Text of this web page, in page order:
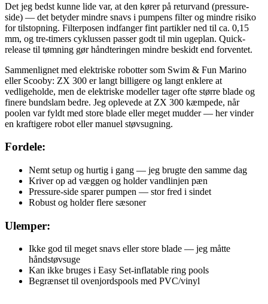
Det jeg bedst kunne lide var, at den kører på returvand (pressure-
side) — det betyder mindre snavs i pumpens filter og mindre risiko
for tilstopning. Filterposen indfanger fint partikler ned til ca. 0,15
mm, og tre-timers cyklussen passer godt til min ugeplan. Quick-
release til tømning gør håndteringen mindre beskidt end forventet.
Sammenlignet med elektriske robotter som Swim & Fun Marino
eller Scooby: ZX 300 er langt billigere og langt enklere at
vedligeholde, men de elektriske modeller tager ofte større blade og
finere bundslam bedre. Jeg oplevede at ZX 300 kæmpede, når
poolen var fyldt med store blade eller meget mudder — her vinder
en kraftigere robot eller manuel støvsugning.
Fordele:
Nemt setup og hurtig i gang — jeg brugte den samme dag
Kriver op ad væggen og holder vandlinjen pæn
Pressure-side sparer pumpen — stor fred i sindet
Robust og holder flere sæsoner
Ulemper:
Ikke god til meget snavs eller store blade — jeg måtte
håndstøvsuge
Kan ikke bruges i Easy Set-inflatable ring pools
Begrænset til ovenjordspools med PVC/vinyl